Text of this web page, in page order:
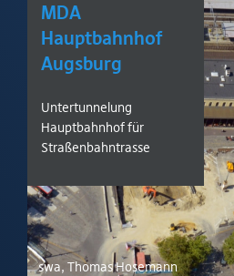
swa, Thomas Hosemann
MDA
Hauptbahnhof
Augsburg
Untertunnelung
Hauptbahnhof für
Straßenbahntrasse